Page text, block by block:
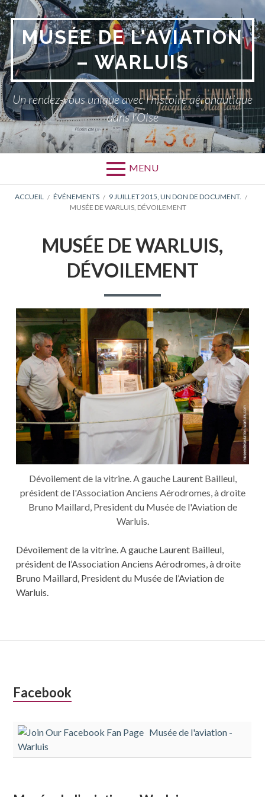
Aller
au
contenuMUSÉE DE L'AVIATION
– WARLUIS
Un rendez-vous unique avec l’histoire aéronautique
dans l'Oise
MENU
FIL
ACCUEIL ÉVÉNEMENTS
9 JUILLET 2015, UN DON DE DOCUMENT.
MUSÉE DE WARLUIS, DÉVOILEMENT
MUSÉE DE WARLUIS,
DÉVOILEMENT
Dévoilement de la vitrine. A gauche Laurent Bailleul,
président de l'Association Anciens Aérodromes, à droite
Bruno Maillard, President du Musée de l'Aviation de
Warluis.
Dévoilement de la vitrine. A gauche Laurent Bailleul,
président de l’Association Anciens Aérodromes, à droite
Bruno Maillard, President du Musée de l’Aviation de
Warluis.
Colonne
subsidiaire
Facebook
Musée de l'aviation -
Warluis